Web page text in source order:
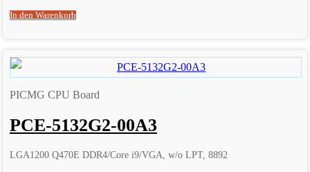
In den Warenkorb
PICMG CPU Board
PCE-5132G2-00A3
LGA1200 Q470E DDR4/Core i9/VGA, w/o LPT, 8892